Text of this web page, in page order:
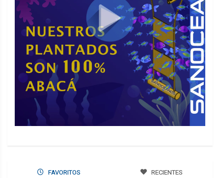
FAVORITOS RECIENTES